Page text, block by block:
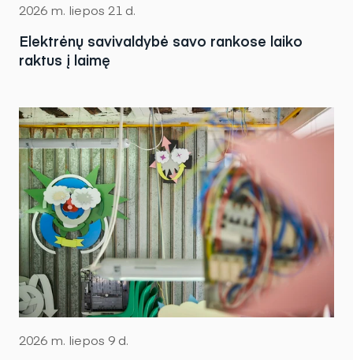
2026 m. liepos 21 d.
Elektrėnų savivaldybė savo rankose laiko
raktus į laimę
2026 m. liepos 9 d.